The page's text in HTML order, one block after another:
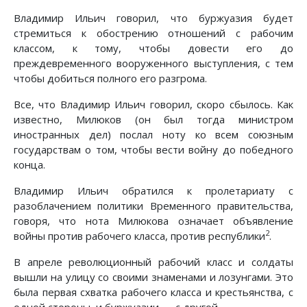
Владимир Ильич говорил, что буржуазия будет
стремиться к обострению отношений с рабочим
классом, к тому, чтобы довести его до
преждевременного вооруженного выступления, с тем
чтобы добиться полного его разгрома.
Все, что Владимир Ильич говорил, скоро сбылось. Как
известно, Милюков (он был тогда министром
иностранных дел) послал ноту ко всем союзным
государствам о том, чтобы вести войну до победного
конца.
Владимир Ильич обратился к пролетариату с
разоблачением политики Временного правительства,
говоря, что нота Милюкова означает объявление
войны против рабочего класса, против республики2.
В апреле революционный рабочий класс и солдаты
вышли на улицу со своими знаменами и лозунгами. Это
была первая схватка рабочего класса и крестьянства, с